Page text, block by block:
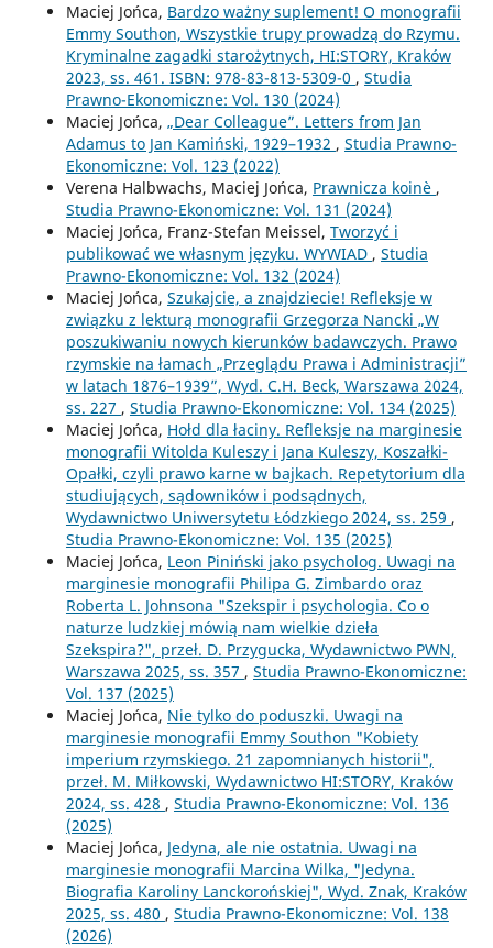
Maciej Jońca, Bardzo ważny suplement! O monografii
Emmy Southon, Wszystkie trupy prowadzą do Rzymu.
Kryminalne zagadki starożytnych, HI:STORY, Kraków
2023, ss. 461. ISBN: 978-83-813-5309-0 , Studia
Prawno-Ekonomiczne: Vol. 130 (2024)
Maciej Jońca, „Dear Colleague”. Letters from Jan
Adamus to Jan Kamiński, 1929–1932 , Studia Prawno-
Ekonomiczne: Vol. 123 (2022)
Verena Halbwachs, Maciej Jońca, Prawnicza koinè ,
Studia Prawno-Ekonomiczne: Vol. 131 (2024)
Maciej Jońca, Franz-Stefan Meissel, Tworzyć i
publikować we własnym języku. WYWIAD , Studia
Prawno-Ekonomiczne: Vol. 132 (2024)
Maciej Jońca, Szukajcie, a znajdziecie! Refleksje w
związku z lekturą monografii Grzegorza Nancki „W
poszukiwaniu nowych kierunków badawczych. Prawo
rzymskie na łamach „Przeglądu Prawa i Administracji”
w latach 1876–1939”, Wyd. C.H. Beck, Warszawa 2024,
ss. 227 , Studia Prawno-Ekonomiczne: Vol. 134 (2025)
Maciej Jońca, Hołd dla łaciny. Refleksje na marginesie
monografii Witolda Kuleszy i Jana Kuleszy, Koszałki-
Opałki, czyli prawo karne w bajkach. Repetytorium dla
studiujących, sądowników i podsądnych,
Wydawnictwo Uniwersytetu Łódzkiego 2024, ss. 259 ,
Studia Prawno-Ekonomiczne: Vol. 135 (2025)
Maciej Jońca, Leon Piniński jako psycholog. Uwagi na
marginesie monografii Philipa G. Zimbardo oraz
Roberta L. Johnsona "Szekspir i psychologia. Co o
naturze ludzkiej mówią nam wielkie dzieła
Szekspira?", przeł. D. Przygucka, Wydawnictwo PWN,
Warszawa 2025, ss. 357 , Studia Prawno-Ekonomiczne:
Vol. 137 (2025)
Maciej Jońca, Nie tylko do poduszki. Uwagi na
marginesie monografii Emmy Southon "Kobiety
imperium rzymskiego. 21 zapomnianych historii",
przeł. M. Miłkowski, Wydawnictwo HI:STORY, Kraków
2024, ss. 428 , Studia Prawno-Ekonomiczne: Vol. 136
(2025)
Maciej Jońca, Jedyna, ale nie ostatnia. Uwagi na
marginesie monografii Marcina Wilka, "Jedyna.
Biografia Karoliny Lanckorońskiej", Wyd. Znak, Kraków
2025, ss. 480 , Studia Prawno-Ekonomiczne: Vol. 138
(2026)